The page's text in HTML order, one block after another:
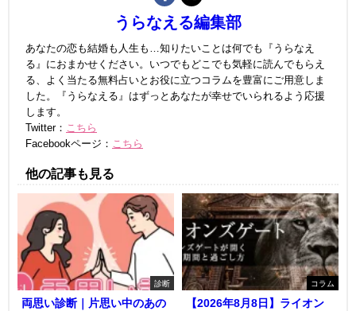
うらなえる編集部
あなたの恋も結婚も人生も…知りたいことは何でも『うらなえ
る』におまかせください。いつでもどこでも気軽に読んでもらえ
る、よく当たる無料占いとお役に立つコラムを豊富にご用意しま
した。『うらなえる』はずっとあなたが幸せでいられるよう応援
します。
Twitter：
こちら
Facebookページ：
こちら
他の記事も見る
診断
両思い診断｜片思い中のあの
コラム
【2026年8月8日】ライオン